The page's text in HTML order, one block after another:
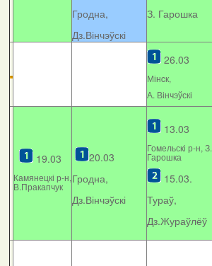
Гродна,
Дз.Вінчэўскі
З. Гарошка
26.03
Мінcк,
А. Вінчэўскі
19.03
Камянецкі р-н,
В.Пракапчук
20.03
Гродна,
Дз.Вінчэўскі
13.03
Гомельскі р-н, З.
Гарошка
15.03.
Тураў,
Дз.Жураўлёў